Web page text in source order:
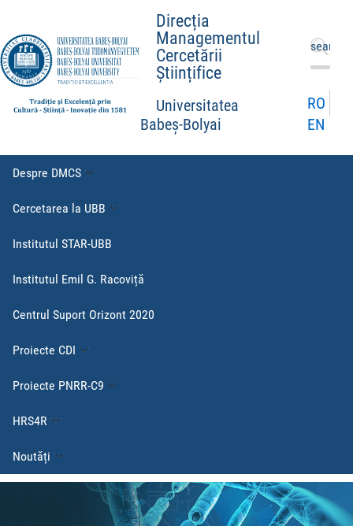
Direcția
Managementul
Cercetării
Științifice
Universitatea
Babeș-Bolyai
Caută
după:
RO
EN
Despre DMCS
Cercetarea la UBB
Institutul STAR-UBB
Institutul Emil G. Racoviță
Centrul Suport Orizont 2020
Proiecte CDI
Proiecte PNRR-C9
HRS4R
Noutăți